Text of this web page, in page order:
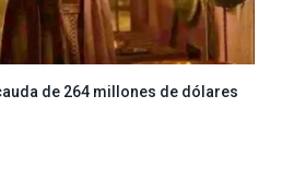
de 264 millones de dólares